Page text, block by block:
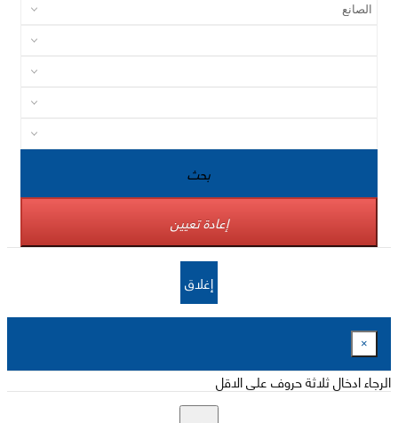
بحث
إعادة تعيين
إغلاق
×
الرجاء ادخال ثلاثة حروف على الاقل